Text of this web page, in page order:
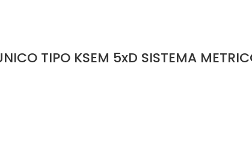
TIPO KSEM 5xD SISTEMA